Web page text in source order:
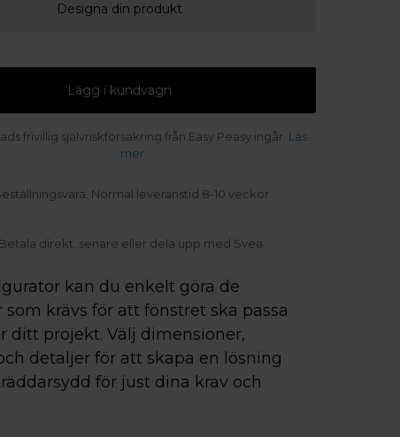
Designa din produkt
Lägg i kundvagn
frivillig självriskförsäkring från Easy Peasy ingår. Läs
mer
Normal leveranstid 8-10 veckor.
Frakt inom Sverige från 995 kr
Svea.
kan du enkelt göra de
som krävs för att fönstret ska passa
ditt projekt. Välj dimensioner,
detaljer för att skapa en lösning
för just dina krav och